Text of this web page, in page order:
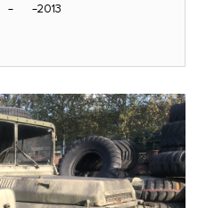
2013